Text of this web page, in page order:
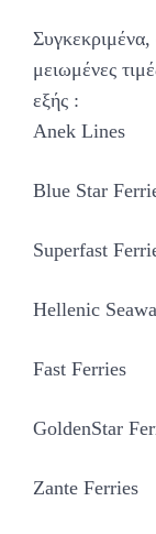
Συγκεκριμένα,
μειωμένες
εξής :
Anek Lines
Blue Star
Superfast
Hellenic
Fast Ferries
GoldenStar
Zante Ferries